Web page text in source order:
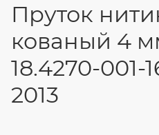
Пруток
кованый 4
18.4270-001-
2013